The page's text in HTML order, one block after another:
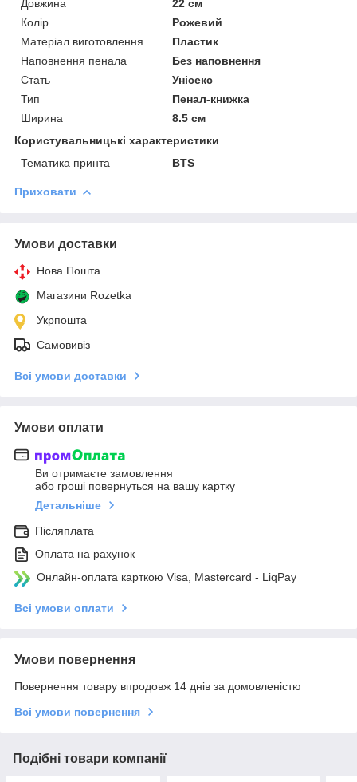
Довжина
22 см
Колір
Рожевий
Матеріал виготовлення
Пластик
Наповнення пенала
Без наповнення
Стать
Унісекс
Тип
Пенал-книжка
Ширина
8.5 см
Користувальницькі характеристики
Тематика принта
BTS
Приховати
Умови доставки
Нова Пошта
Магазини Rozetka
Укрпошта
Самовивіз
Всі умови доставки
Умови оплати
Ви отримаєте замовлення
або гроші повернуться на вашу картку
Детальніше
Післяплата
Оплата на рахунок
Онлайн-оплата карткою Visa, Mastercard - LiqPay
Всі умови оплати
Умови повернення
Повернення товару впродовж 14 днів за домовленістю
Всі умови повернення
Подібні товари компанії